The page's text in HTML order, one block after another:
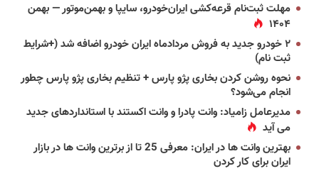
مهلت ثبت‌نام قرعه‌کشی ایران‌خودرو، سایپا و بهمن‌موتور — بهمن
۱۴۰۴
۲ خودرو جدید به فروش مردادماه ایران خودرو اضافه شد (+شرایط
ثبت نام)
نحوه روشن کردن بخاری پژو پارس + تنظیم بخاری پژو پارس چطور
انجام می‌شود؟
مدیرعامل زامیاد: وانت پادرا و وانت اکستند با استانداردهای جدید
می آید
بهترین وانت ها در ایران: معرفی 25 تا از برترین وانت ها در بازار
ایران برای کار کردن